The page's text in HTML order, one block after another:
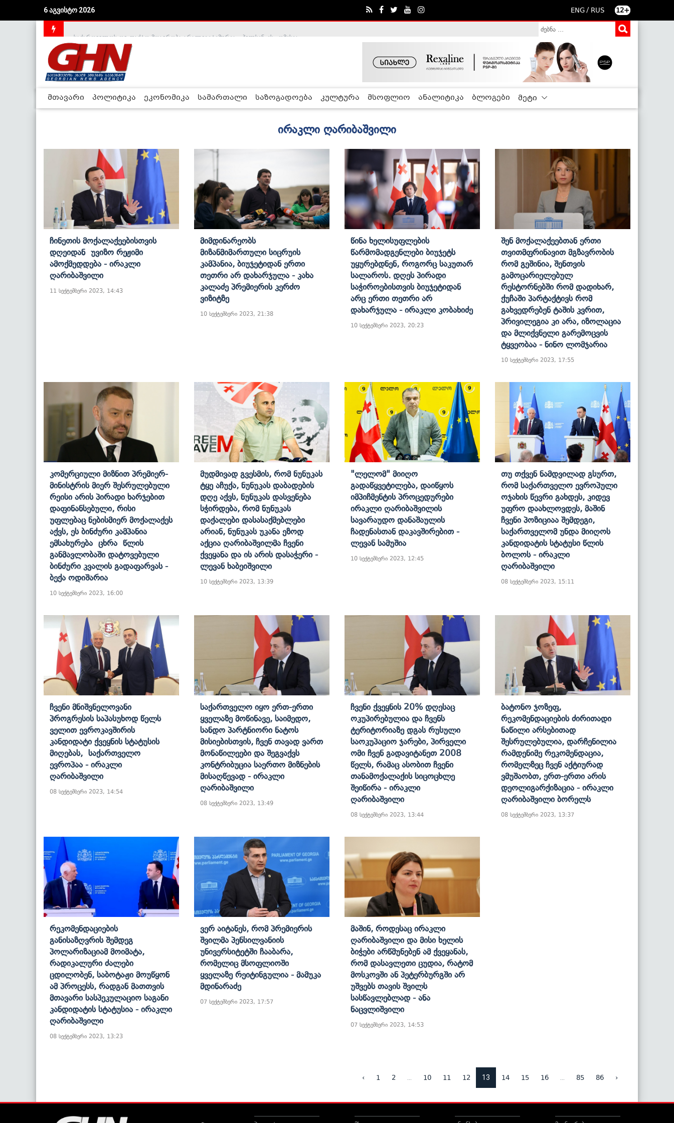
6 აგვისტო 2026 ENG / RUS 12+
მთავარი პოლიტიკა ეკონომიკა სამართალი საზოგადოება კულტურა მსოფლიო ანალიტიკა ბლოგები მეტი
ირაკლი ღარიბაშვილი
Ჩინეთის Მოქალაქეებისთვის
Დღეიდან Უვიზო Რეჟიმი
Ამოქმედდება - Ირაკლი
Ღარიბაშვილი
11 სექტემბერი 2023, 14:43
Მიმდინარეობს
Მიზანმიმართული Სიცრუის
Კამპანია, Ბიუჯეტიდან Ერთი
Თეთრი Არ Დახარჯულა - Კახა
Კალაძე Პრემიერის Კერძო
Ვიზიტზე
10 სექტემბერი 2023, 21:38
Წინა Ხელისუფლების
Წარმომადგენლები Ბიუჯეტს
Უყურებდნენ, Როგორც Საკუთარ
Სალაროს. Დღეს Პირადი
Საჭიროებისთვის Ბიუჯეტიდან
Არც Ერთი Თეთრი Არ
Დახარჯულა - Ირაკლი Კობახიძე
10 სექტემბერი 2023, 20:23
Შენ Მოქალაქეებთან Ერთი
Თვითმფრინავით Მგზავრობის
Რომ Გეშინია, Შენთვის
Გამოცარიელებულ
Რესტორნებში Რომ Დადიხარ,
Ქუჩაში Პარტაქტივს Რომ
Გახვედრებენ Ტაშის Კვრით,
Პრივილეგია Კი Არა, Იზოლაცია
Და Მლიქვნელი Გარემოცვის
Ტყვეობაა - Ნინო Ლომჯარია
10 სექტემბერი 2023, 17:55
Კომერციული Მიზნით Პრემიერ-
Მინისტრის Მიერ Შესრულებული
Რეისი Არის Პირადი Ხარჯებით
Დაფინანსებული, Რისი
Უფლებაც Ნებისმიერ Მოქალაქეს
Აქვს, Ეს Ბინძური Კამპანია
Ემსახურება Ცხრა Წლის
Განმავლობაში Დატოვებული
Ბინძური Კვალის Გადაფარვას -
Ბექა Ოდიშარია
10 სექტემბერი 2023, 16:00
Მუდმივად Გვესმის, Რომ Ნუნუკას
Ტყე Აჩუქა, Ნუნუკას Დაბადების
Დღე Აქვს, Ნუნუკას Დასვენება
Სჭირდება, Რომ Ნუნუკას
Დაქალები Დასასაქმებლები
Არიან, Ნუნუკას Უკანა Ეზოდ
Აქცია Ღარიბაშვილმა Ჩვენი
Ქვეყანა Და Ის Არის Დასაჭერი -
Ლევან Ხაბეიშვილი
10 სექტემბერი 2023, 13:39
"ლელომ" Მიიღო
Გადაწყვეტილება, Დაიწყოს
Იმპიჩმენტის Პროცედურები
Ირაკლი Ღარიბაშვილის
Სავარაუდო Დანაშაულის
Ჩადენასთან Დაკავშირებით -
Ლევან Სამუშია
10 სექტემბერი 2023, 12:45
Თუ Თქვენ Ნამდვილად Გსურთ,
Რომ Საქართველო Ევროპული
Ოჯახის Წევრი Გახდეს, Კიდევ
Უფრო Დაახლოვდეს, Მაშინ
Ჩვენი Პოზიციაა Შემდეგი,
Საქართველომ Უნდა Მიიღოს
Კანდიდატის Სტატუსი Წლის
Ბოლოს - Ირაკლი
Ღარიბაშვილი
08 სექტემბერი 2023, 15:11
Ჩვენი Მნიშვნელოვანი
Პროგრესის Საპასუხოდ Წელს
Ველით Ევროკავშირის
Კანდიდატი Ქვეყნის Სტატუსის
Მიღებას, Საქართველო
Ევროპაა - Ირაკლი
Ღარიბაშვილი
08 სექტემბერი 2023, 14:54
Საქართველო Იყო Ერთ-Ერთი
Ყველაზე Მოწინავე, Საიმედო,
Სანდო Პარტნიორი Ნატოს
Მისიებისთვის, Ჩვენ Თავად Ვართ
Მონაწილეები Და Შეგვაქვს
Კონტრიბუცია Საერთო Მიზნების
Მისაღწევად - Ირაკლი
Ღარიბაშვილი
08 სექტემბერი 2023, 13:49
Ჩვენი Ქვეყნის 20% Დღესაც
Ოკუპირებულია Და Ჩვენს
Ტერიტორიაზე Დგას Რუსული
Საოკუპაციო Ჯარები, Პირველი
Ომი Ჩვენ Გადავიტანეთ 2008
Წელს, Რამაც Ასობით Ჩვენი
Თანამოქალაქის Სიცოცხლე
Შეიწირა - Ირაკლი
Ღარიბაშვილი
08 სექტემბერი 2023, 13:44
Ბატონო Ჯოზეფ,
Რეკომენდაციების Ძირითადი
Ნაწილი Არსებითად
Შესრულებულია, Დარჩენილია
Რამდენიმე Რეკომენდაცია,
Რომელზეც Ჩვენ Აქტიურად
Ვმუშაობთ, Ერთ-Ერთი Არის
Დეოლიგარქიზაცია - Ირაკლი
Ღარიბაშვილი Ბორელს
08 სექტემბერი 2023, 13:37
Რეკომენდაციების
Განისაზღვრის Შემდეგ
Პოლარიზაციამ Მოიმატა,
Რადიკალური Ძალები
Ცდილობენ, Საბოტაჟი Მოუწყონ
Ამ Პროცესს, Რადგან Მათთვის
Მთავარი Სასპეკულაციო Საგანი
Კანდიდატის Სტატუსია - Ირაკლი
Ღარიბაშვილი
08 სექტემბერი 2023, 13:23
Ვერ Აიტანეს, Რომ Პრემიერის
Შვილმა Პენსილვანიის
Უნივერსიტეტში Ჩააბარა,
Რომელიც Მსოფლიოში
Ყველაზე Რეიტინგულია - Მამუკა
Მდინარაძე
07 სექტემბერი 2023, 17:57
Მაშინ, Როდესაც Ირაკლი
Ღარიბაშვილი Და Მისი Ხელის
Ბიჭები Არწმუნებენ Ამ Ქვეყანას,
Რომ Დასავლეთი Ცუდია, Რატომ
Მოსკოვში Ან Პეტერბურგში Არ
Უშვებს Თავის Შვილს
Სასწავლებლად - Ანა
Ნაცვლიშვილი
07 სექტემბერი 2023, 14:53
‹ 1 2 10 11 12 13 14 15 16 85 86 ›